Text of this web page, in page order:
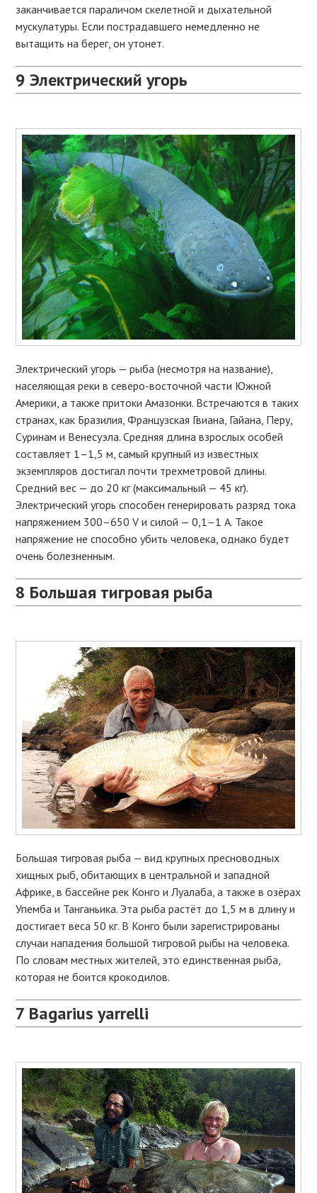
заканчивается параличом скелетной и дыхательной
мускулатуры. Если пострадавшего немедленно не
вытащить на берег, он утонет.
9 Электрический угорь
Электрический угорь — рыба (несмотря на название),
населяющая реки в северо-восточной части Южной
Америки, а также притоки Амазонки. Встречаются в таких
странах, как Бразилия, Французская Гвиана, Гайана, Перу,
Суринам и Венесуэла. Средняя длина взрослых особей
составляет 1–1,5 м, самый крупный из известных
экземпляров достигал почти трехметровой длины.
Средний вес — до 20 кг (максимальный — 45 кг).
Электрический угорь способен генерировать разряд тока
напряжением 300–650 V и силой — 0,1–1 А. Такое
напряжение не способно убить человека, однако будет
очень болезненным.
8 Большая тигровая рыба
Большая тигровая рыба — вид крупных пресноводных
хищных рыб, обитающих в центральной и западной
Африке, в бассейне рек Конго и Луалаба, а также в озёрах
Упемба и Танганьика. Эта рыба растёт до 1,5 м в длину и
достигает веса 50 кг. В Конго были зарегистрированы
случаи нападения большой тигровой рыбы на человека.
По словам местных жителей, это единственная рыба,
которая не боится крокодилов.
7 Bagarius yarrelli